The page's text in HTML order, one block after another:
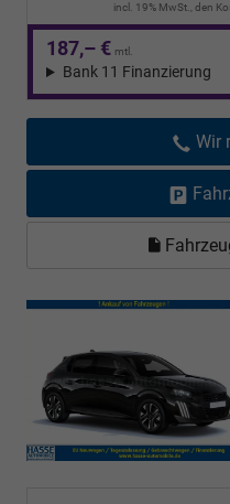
incl. 19% MwSt., den
187,– € mtl.
Bank 11 Finanzierung
Wir